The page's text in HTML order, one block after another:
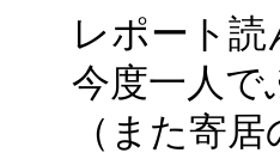
レポート
今度一人で
（また寄